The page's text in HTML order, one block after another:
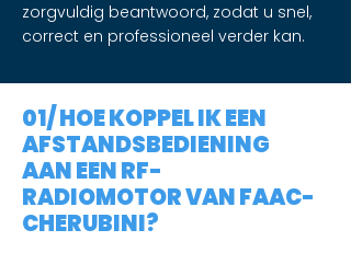
zorgvuldig beantwoord, zodat u snel,
correct en professioneel verder kan.
01/ HOE KOPPEL IK EEN
AFSTANDSBEDIENING
AAN EEN RF-
RADIOMOTOR VAN FAAC-
CHERUBINI?